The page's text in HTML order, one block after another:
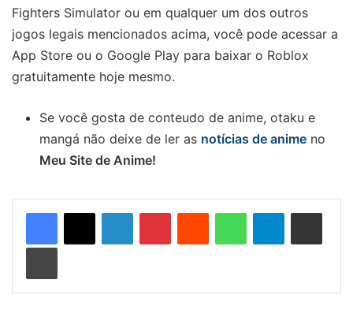
Fighters Simulator ou em qualquer um dos outros
jogos legais mencionados acima, você pode acessar a
App Store ou o Google Play para baixar o Roblox
gratuitamente hoje mesmo.
Se você gosta de conteudo de anime, otaku e
mangá não deixe de ler as notícias de anime no
Meu Site de Anime!
LinkedinPinterestReddit WhatsAppTelegramCompartilhar via e-mail
Imprimir